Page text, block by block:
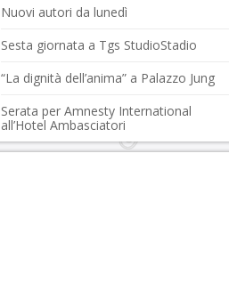
Nuovi autori da lunedì
Sesta giornata a Tgs StudioStadio
“La dignità dell’anima” a Palazzo Jung
Serata per Amnesty International
all’Hotel Ambasciatori